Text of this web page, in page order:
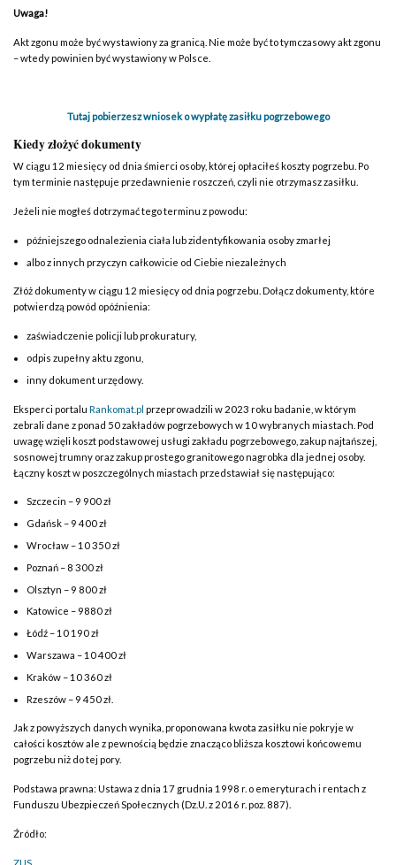
Uwaga!
Akt zgonu może być wystawiony za granicą. Nie może być to tymczasowy akt zgonu
– wtedy powinien być wystawiony w Polsce.
Tutaj pobierzesz wniosek o wypłatę zasiłku pogrzebowego
Kiedy złożyć dokumenty
W ciągu 12 miesięcy od dnia śmierci osoby, której opłaciłeś koszty pogrzebu. Po
tym terminie następuje przedawnienie roszczeń, czyli nie otrzymasz zasiłku.
Jeżeli nie mogłeś dotrzymać tego terminu z powodu:
późniejszego odnalezienia ciała lub zidentyfikowania osoby zmarłej
albo z innych przyczyn całkowicie od Ciebie niezależnych
Złóż dokumenty w ciągu 12 miesięcy od dnia pogrzebu. Dołącz dokumenty, które
potwierdzą powód opóźnienia:
zaświadczenie policji lub prokuratury,
odpis zupełny aktu zgonu,
inny dokument urzędowy.
Eksperci portalu Rankomat.pl przeprowadzili w 2023 roku badanie, w którym
zebrali dane z ponad 50 zakładów pogrzebowych w 10 wybranych miastach. Pod
uwagę wzięli koszt podstawowej usługi zakładu pogrzebowego, zakup najtańszej,
sosnowej trumny oraz zakup prostego granitowego nagrobka dla jednej osoby.
Łączny koszt w poszczególnych miastach przedstawiał się następująco:
Szczecin – 9 900 zł
Gdańsk – 9 400 zł
Wrocław – 10 350 zł
Poznań – 8 300 zł
Olsztyn – 9 800 zł
Katowice – 9880 zł
Łódź – 10 190 zł
Warszawa – 10 400 zł
Kraków – 10 360 zł
Rzeszów – 9 450 zł.
Jak z powyższych danych wynika, proponowana kwota zasiłku nie pokryje w
całości kosztów ale z pewnością będzie znacząco bliższa kosztowi końcowemu
pogrzebu niż do tej pory.
Podstawa prawna: Ustawa z dnia 17 grudnia 1998 r. o emeryturach i rentach z
Funduszu Ubezpieczeń Społecznych (Dz.U. z 2016 r. poz. 887).
Źródło:
ZUS